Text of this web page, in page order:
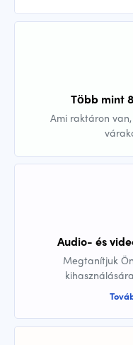
Több mint
Ami raktáron
Audio- és
Megtanítjuk